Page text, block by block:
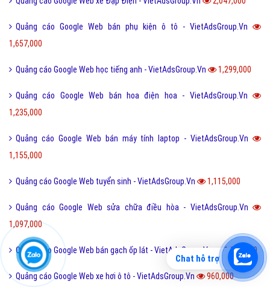
Quảng cáo Google Web bán phụ kiện ô tô - VietAdsGroup.Vn
1,657,000
Quảng cáo Google Web học tiếng anh - VietAdsGroup.Vn 1,299,000
Quảng cáo Google Web bán hoa điện hoa - VietAdsGroup.Vn
1,235,000
Quảng cáo Google Web bán máy tính laptop - VietAdsGroup.Vn
1,155,000
Quảng cáo Google Web tuyển sinh - VietAdsGroup.Vn 1,115,000
Quảng cáo Google Web sửa chữa điều hòa - VietAdsGroup.Vn
1,097,000
Quảng cáo Google Web bán gạch ốp lát - VietAdsGroup.Vn 1,059,000
Quảng cáo Google Web xe hơi ô tô - VietAdsGroup.Vn 960,000
Chat hỗ trợ